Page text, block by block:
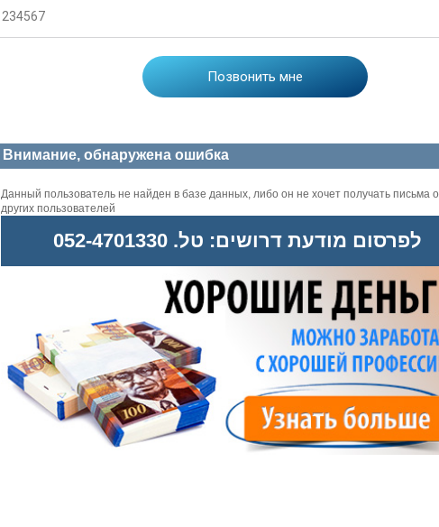
Внимание, обнаружена ошибка
Данный пользователь не найден в базе данных, либо он не хочет получать письма
других пользователей
לפרסום מודעת דרושים: טל. 052-4701330